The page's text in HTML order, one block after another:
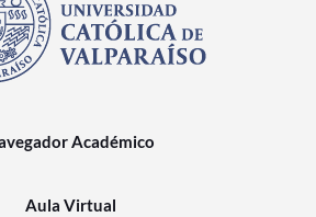
Académico
Aula Virtual